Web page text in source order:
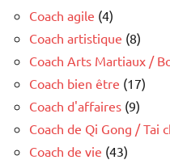
Coach agile (4)
Coach artistique (8)
Coach Arts Martiaux /
Coach bien être (17)
Coach d'affaires (9)
Coach de Qi Gong / Tai
Coach de vie (43)